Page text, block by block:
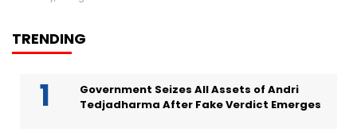
TRENDING
Government Seizes All Assets of Andri
Tedjadharma After Fake Verdict Emerges